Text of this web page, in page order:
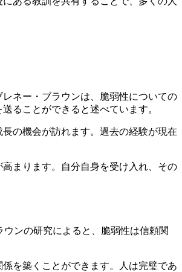
ネー・ブラウンは、脆弱性についての
ることができると述べています。
の機会が訪れます。過去の経験が現在
まります。自分自身を受け入れ、その
ンの研究によると、脆弱性は信頼関
を築くことができます。人は完璧であ